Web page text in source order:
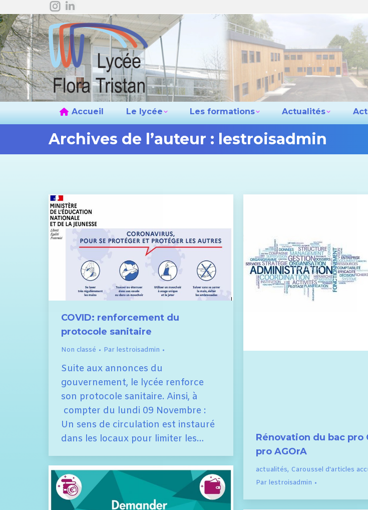
La
page
Instagram
s'ouvre
dans
une
nouvelle
fenêtre
La
page
LinkedIn
s'ouvre
dans
une
nouvelle
fenêtre
Accueil Le lycée Les formations Actualités
Archives de l’auteur : lestroisadmin
COVID: renforcement du
protocole sanitaire
Non classé Par lestroisadmin
Suite aux annonces du
gouvernement, le lycée renforce
son protocole sanitaire. Ainsi, à
compter du lundi 09 Novembre :
Un sens de circulation est instauré
dans les locaux pour limiter les…
Rénovation du bac pro
pro AGOrA
actualités, Caroussel d'articles
Par lestroisadmin
Accueil Le lycée